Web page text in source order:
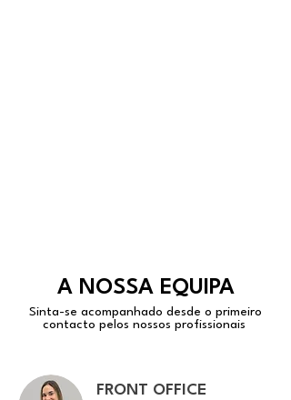
A NOSSA EQUIPA
Sinta-se acompanhado desde o primeiro
contacto pelos nossos profissionais
FRONT OFFICE